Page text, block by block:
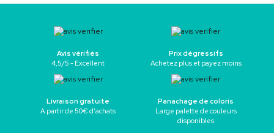
Avis vérifiés
4,5/5 - Excellent
Prix dégressifs
Achetez plus et payez moins
Livraison gratuite
A partir de 50€ d’achats
Panachage de coloris
Large palette de couleurs
disponibles